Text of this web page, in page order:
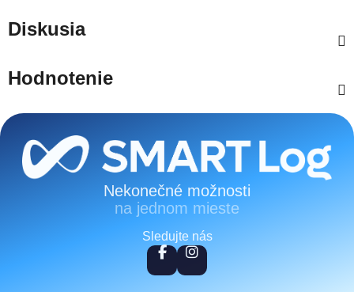
Diskusia
Hodnotenie
Zápätie
Nekonečné možnosti
na jednom mieste
Sledujte nás